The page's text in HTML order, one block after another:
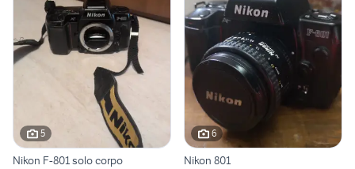
5
Nikon F-801 solo corpo
6
Nikon 801